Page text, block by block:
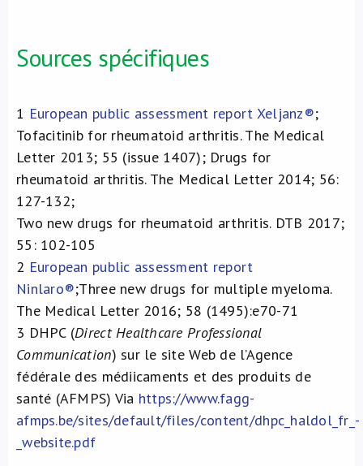
Sources spécifiques
1 European public assessment report Xeljanz®;
Tofacitinib for rheumatoid arthritis. The Medical
Letter 2013; 55 (issue 1407); Drugs for
rheumatoid arthritis. The Medical Letter 2014; 56:
127-132;
Two new drugs for rheumatoid arthritis. DTB 2017;
55: 102-105
2 European public assessment report
Ninlaro®;Three new drugs for multiple myeloma.
The Medical Letter 2016; 58 (1495):e70-71
3 DHPC (Direct Healthcare Professional
Communication) sur le site Web de l’Agence
fédérale des médiicaments et des produits de
santé (AFMPS) Via https://www.fagg-
afmps.be/sites/default/files/content/dhpc_haldol_fr_-
_website.pdf